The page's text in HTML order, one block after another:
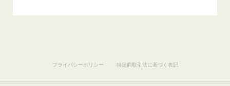
プライバシーポリシー 特定商取引法に基づく表記